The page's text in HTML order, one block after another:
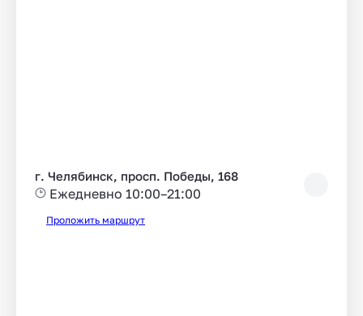
г. Челябинск, просп. Победы, 168
Ежедневно 10:00–21:00
Проложить маршрут